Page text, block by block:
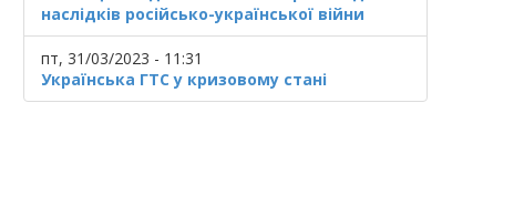
наслідків російсько-української війни
пт, 31/03/2023 - 11:31
Українська ГТС у кризовому стані